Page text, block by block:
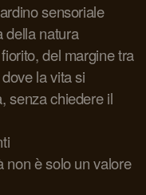
sensoriale
della natura
del margine tra
la vita si
senza chiedere il
non è solo un valore